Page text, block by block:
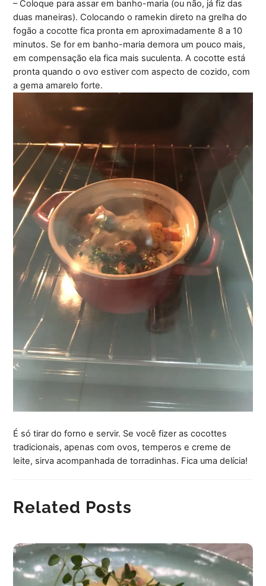
– Coloque para assar em banho-maria (ou não, já fiz das
duas maneiras). Colocando o ramekin direto na grelha do
fogão a cocotte fica pronta em aproximadamente 8 a 10
minutos. Se for em banho-maria demora um pouco mais,
em compensação ela fica mais suculenta. A cocotte está
pronta quando o ovo estiver com aspecto de cozido, com
a gema amarelo forte.
É só tirar do forno e servir. Se você fizer as cocottes
tradicionais, apenas com ovos, temperos e creme de
leite, sirva acompanhada de torradinhas. Fica uma delícia!
Related Posts